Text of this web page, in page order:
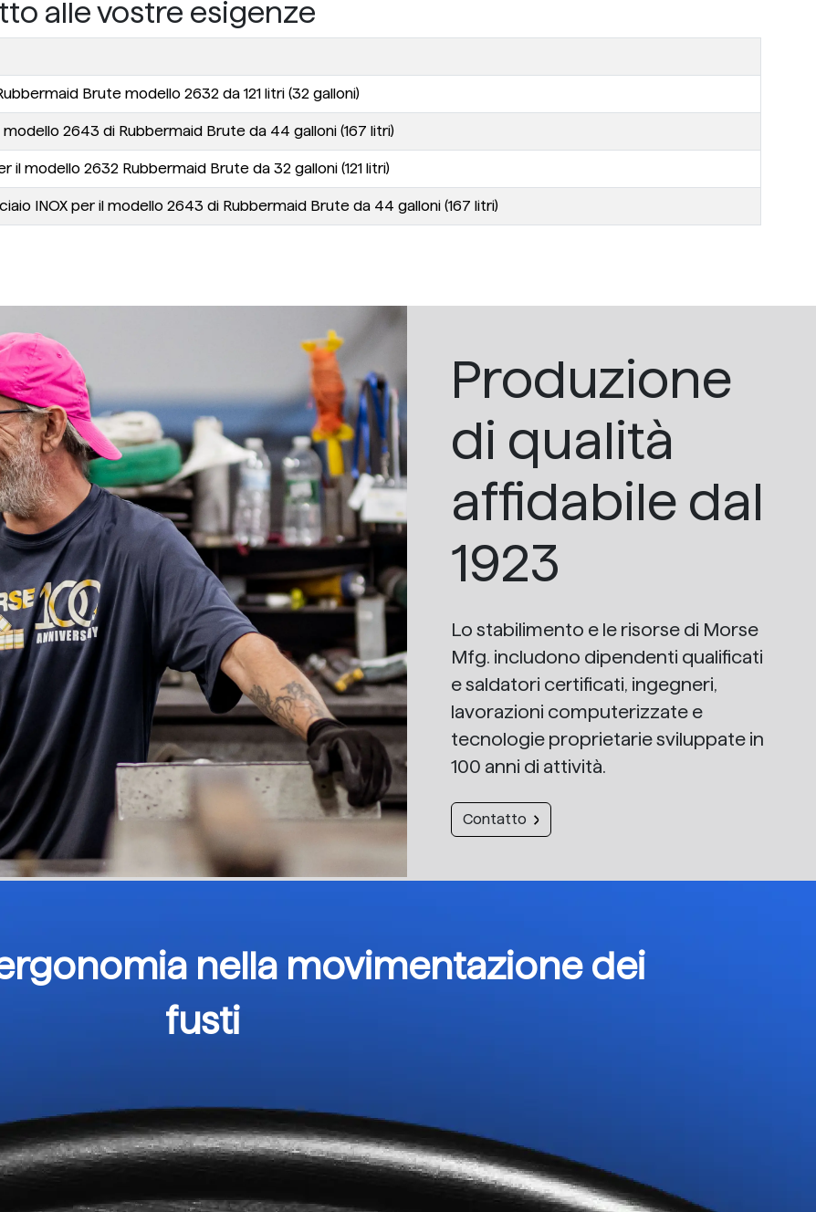
alle vostre esigenze
Brute modello 2632 da 121 litri (32 galloni)
2643 di Rubbermaid Brute da 44 galloni (167 litri)
il modello 2632 Rubbermaid Brute da 32 galloni (121 litri)
INOX per il modello 2643 di Rubbermaid Brute da 44 galloni (167 litri)
Produzione
di qualità
affidabile dal
1923
Lo stabilimento e le risorse di Morse
Mfg. includono dipendenti qualificati
e saldatori certificati, ingegneri,
lavorazioni computerizzate e
tecnologie proprietarie sviluppate in
100 anni di attività.
Contatto
nella movimentazione dei
fusti